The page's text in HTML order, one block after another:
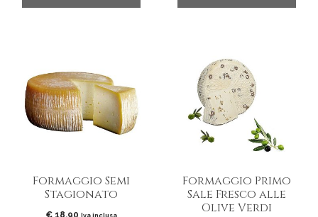
Formaggio Semi
Stagionato
Formaggio Primo
Sale Fresco alle
Olive Verdi